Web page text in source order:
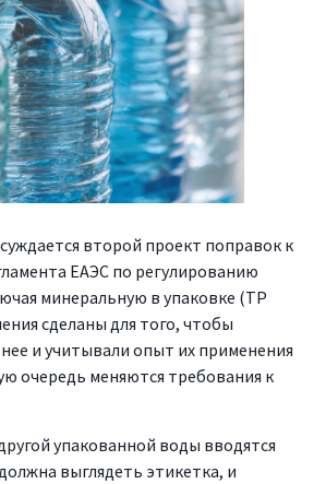
второй проект поправок к
ЕАЭС по регулированию
минеральную в упаковке (ТР
сделаны для того, чтобы
и учитывали опыт их применения
очередь меняются требования к
упакованной воды вводятся
выглядеть этикетка, и